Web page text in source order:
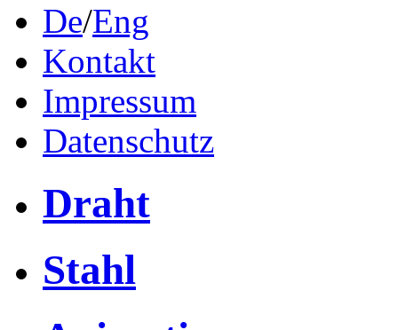
De/Eng
Kontakt
Impressum
Datenschutz
Draht
Stahl